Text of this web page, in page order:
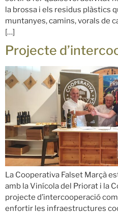
la brossa i els residus plàstics
muntanyes, camins, vorals de
[…]
Projecte
La Cooperativa Falset Marçà
amb la Vinícola del Priorat i la
projecte d’intercooperació
enfortir les infraestructures